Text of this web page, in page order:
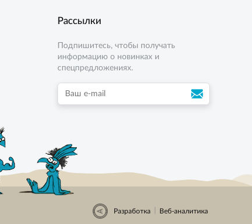
Рассылки
Подпишитесь, чтобы получать
информацию о новинках и
спецпредложениях.
Разработка Веб-аналитика